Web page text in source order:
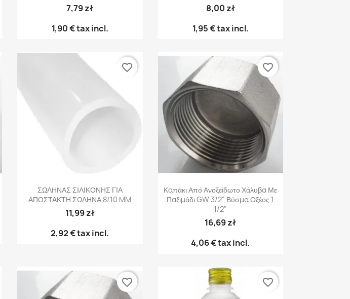
7,79 zł
1,90 €tax incl.
8,00 zł
1,95 €tax incl.
Γρήγορη προβολή
ΣΩΛΗΝΑΣ ΣΙΛΙΚΟΝΗΣ ΓΙΑ
ΑΠΟΣΤΑΚΤΗ ΣΩΛΗΝΑ 8/10 MM
11,99 zł
2,92 €tax incl.
favorite_border
Γρήγορη προβολή
Καπάκι Από Ανοξείδωτο Χάλυβα Με
Παξιμάδι GW 3/2" Βύσμα Οξέος 1
1/2"
16,69 zł
4,06 €tax incl.
favorite_border
favorite_border favorite_border